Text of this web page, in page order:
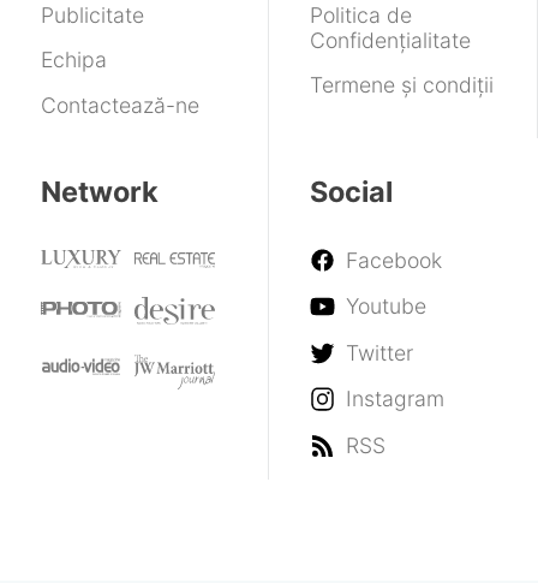
Publicitate
Echipa
Contactează-ne
Politica de
Confidențialitate
Termene și condiții
Network Social
Facebook
Youtube
Twitter
Instagram
RSS